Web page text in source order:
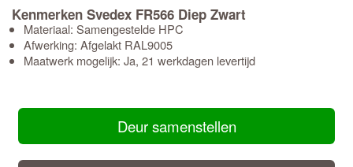
Kenmerken Svedex FR566 Diep Zwart
Materiaal: Samengestelde HPC
Afwerking: Afgelakt RAL9005
Maatwerk mogelijk: Ja, 21 werkdagen levertijd
Deur samenstellen